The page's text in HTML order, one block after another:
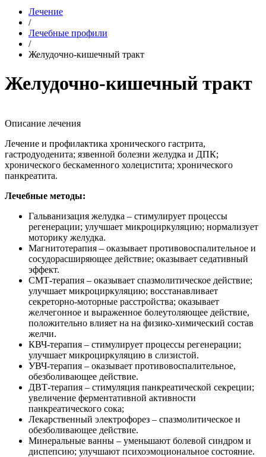
Лечение
/
Лечебные профили
/
Желудочно-кишечный тракт
Желудочно-кишечный тракт
Описание лечения
Лечение и профилактика хронического гастрита,
гастродуоденита; язвенной болезни желудка и ДПК;
хронического бескаменного холецистита; хронического
панкреатита.
Лечебные методы:
Гальванизация желудка – стимулирует процессы
регенерации; улучшает микроциркуляцию; нормализует
моторику желудка.
Магнитотерапия – оказывает противовоспалительное и
сосудорасширяющее действие; оказывает седативный
эффект.
СМТ-терапия – оказывает спазмолитическое действие;
улучшает микроциркуляцию; восстанавливает
секреторно-моторные расстройства; оказывает
желчегонное и выраженное болеутоляющее действие,
положительно влияет на на физико-химический состав
желчи.
КВЧ-терапия – стимулирует процессы регенерации;
улучшает микроциркуляцию в слизистой.
УВЧ-терапия – оказывает противовоспалительное,
обезболивающее действие.
ДВТ-терапия – стимуляция панкреатической секреции;
увеличение ферментативной активности
панкреатического сока;
Лекарственный электрофорез – спазмолитическое и
обезболивающее действие.
Минеральные ванны – уменьшают болевой синдром и
диспепсию; улучшают психоэмоциональное состояние.